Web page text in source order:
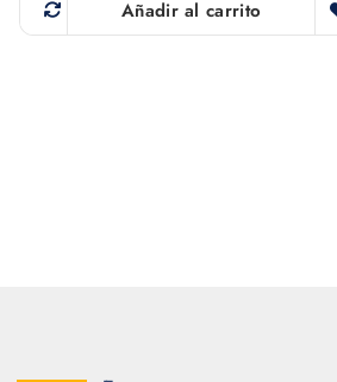
Añadir al carrito